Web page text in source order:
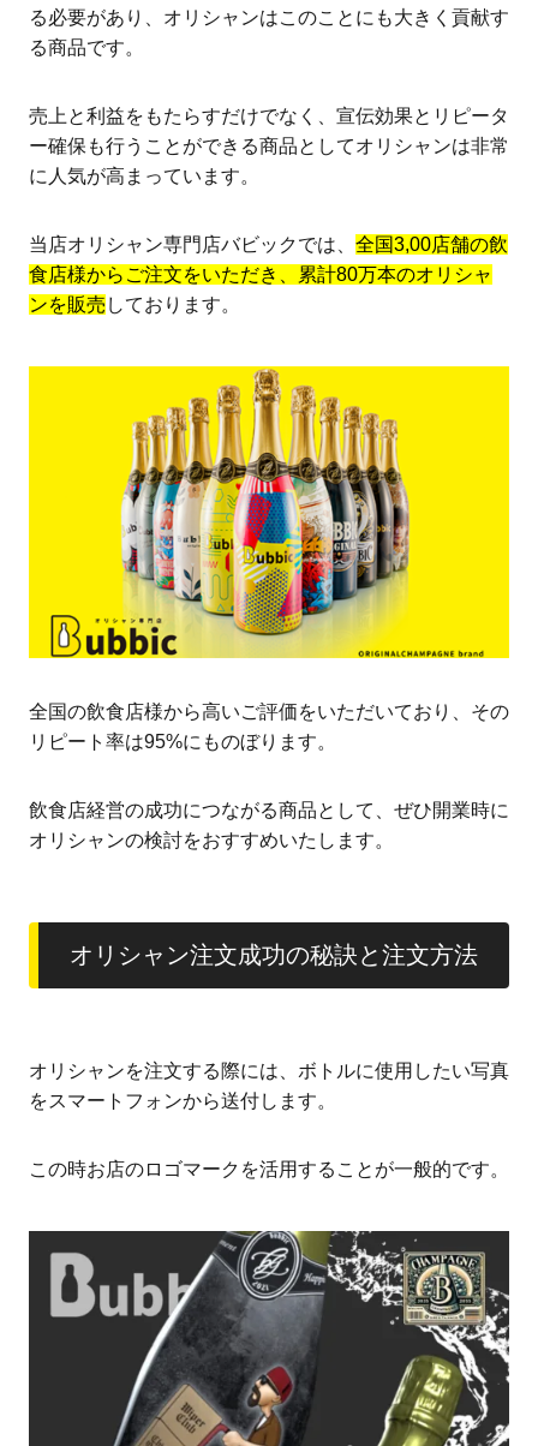
る必要があり、オリシャンはこのことにも大きく貢献す
る商品です。
売上と利益をもたらすだけでなく、宣伝効果とリピータ
ー確保も行うことができる商品としてオリシャンは非常
に人気が高まっています。
当店オリシャン専門店バビックでは、 全国3,00店舗の飲
食店様からご注文をいただき、累計80万本のオリシャ
ンを販売 しております。
全国の飲食店様から高いご評価をいただいており、その
リピート率は95%にものぼります。
飲食店経営の成功につながる商品として、ぜひ開業時に
オリシャンの検討をおすすめいたします。
オリシャン注文成功の秘訣と注文方法
オリシャンを注文する際には、ボトルに使用したい写真
をスマートフォンから送付します。
この時お店のロゴマークを活用することが一般的です。